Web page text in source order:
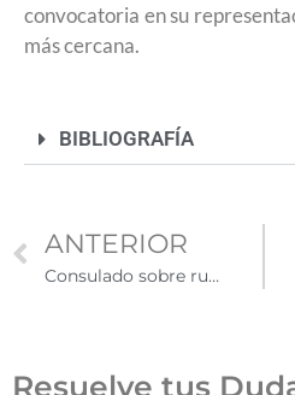
convocatoria en su
más cercana.
BIBLIOGRAFÍA
ANTERIOR
Consulado sobre ruedas facilita trámites a mexicanos en Nueva Jersey
Resuelve tus